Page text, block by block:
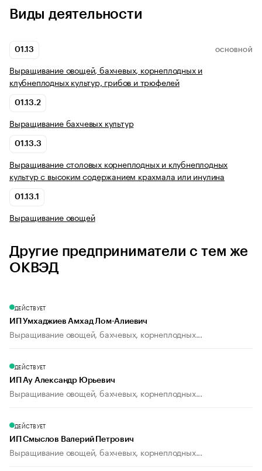
Виды деятельности
01.13 ОСНОВНОЙ
Выращивание овощей, бахчевых, корнеплодных и
клубнеплодных культур, грибов и трюфелей
01.13.2
Выращивание бахчевых культур
01.13.3
Выращивание столовых корнеплодных и клубнеплодных
культур с высоким содержанием крахмала или инулина
01.13.1
Выращивание овощей
Другие предприниматели с тем же
ОКВЭД
ДЕЙСТВУЕТ
ИП Умхаджиев Амхад Лом-Алиевич
Выращивание овощей, бахчевых, корнеплодных...
ДЕЙСТВУЕТ
ИП Ау Александр Юрьевич
Выращивание овощей, бахчевых, корнеплодных...
ДЕЙСТВУЕТ
ИП Смыслов Валерий Петрович
Выращивание овощей, бахчевых, корнеплодных...